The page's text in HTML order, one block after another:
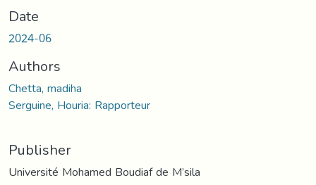
Date
2024-06
Authors
Chetta, madiha
Serguine, Houria: Rapporteur
Publisher
Université Mohamed Boudiaf de M’sila